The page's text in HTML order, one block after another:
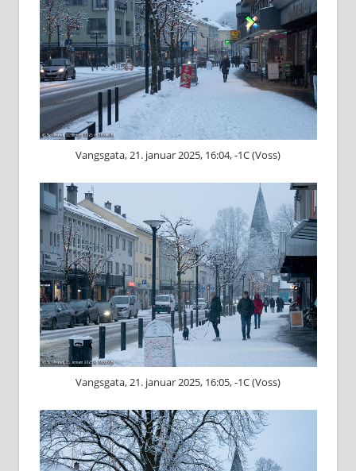
Vangsgata, 21. januar 2025, 16:04, -1C (Voss)
Vangsgata, 21. januar 2025, 16:05, -1C (Voss)